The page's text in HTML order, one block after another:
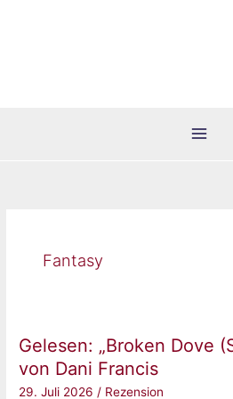
Fantasy
Gelesen: „Broken Dove
von Dani Francis
29. Juli 2026 / Rezension